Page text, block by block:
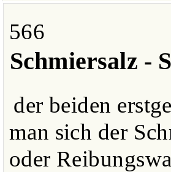
566
Schmiersalz -
der beiden
man sich der
oder